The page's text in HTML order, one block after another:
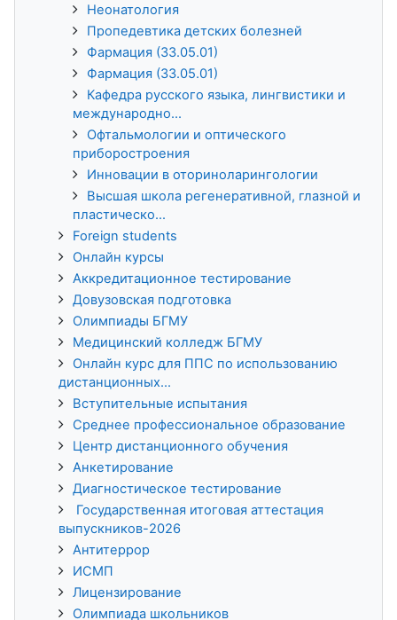
Неонатология
Пропедевтика детских болезней
Фармация (33.05.01)
Фармация (33.05.01)
Кафедра русского языка, лингвистики и
международно...
Офтальмологии и оптического
приборостроения
Инновации в оториноларингологии
Высшая школа регенеративной, глазной и
пластическо...
Foreign students
Онлайн курсы
Аккредитационное тестирование
Довузовская подготовка
Олимпиады БГМУ
Медицинский колледж БГМУ
Онлайн курс для ППС по использованию
дистанционных...
Вступительные испытания
Среднее профессиональное образование
Центр дистанционного обучения
Анкетирование
Диагностическое тестирование
Государственная итоговая аттестация
выпускников-2026
Антитеррор
ИСМП
Лицензирование
Олимпиада школьников